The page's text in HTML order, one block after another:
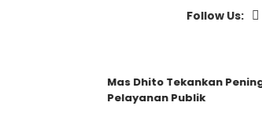
Follow Us:
Mas Dhito Tekankan
Pelayanan Publik